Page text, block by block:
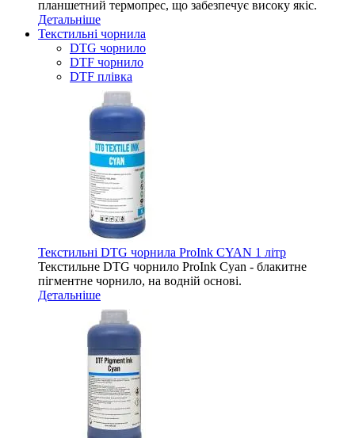
планшетний термопрес, що забезпечує високу якіс.
Детальніше
Текстильні чорнила
DTG чорнило
DTF чорнило
DTF плівка
Текстильні DTG чорнила ProInk CYAN 1 літр
Текстильне DTG чорнило ProInk Cyan - блакитне
пігментне чорнило, на водній основі.
Детальніше